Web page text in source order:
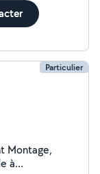
Particulier
Montage,
à